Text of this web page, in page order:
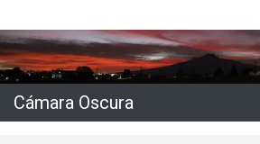
Cámara Oscura